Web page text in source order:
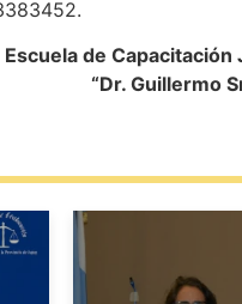
Escuela de Capacitación
“Dr. Guillermo